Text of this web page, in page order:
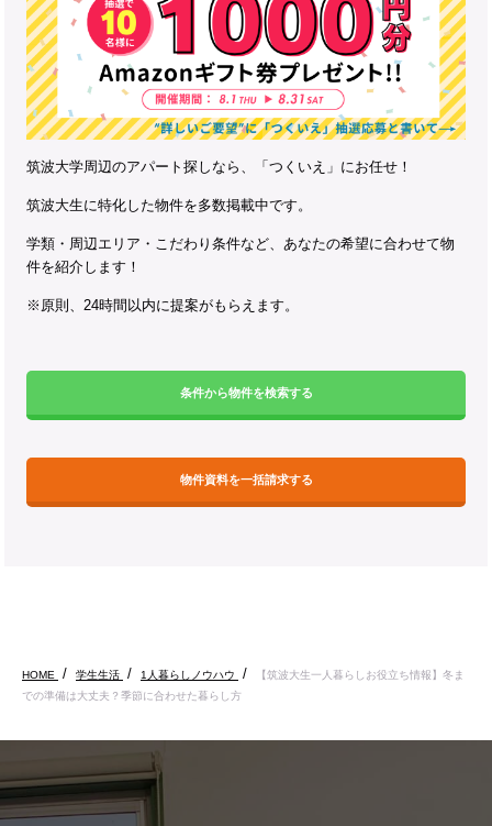
筑波大学周辺のアパート探しなら、「つくいえ」にお任せ！
筑波大生に特化した物件を多数掲載中です。
学類・周辺エリア・こだわり条件など、あなたの希望に合わせて物
件を紹介します！
※原則、24時間以内に提案がもらえます。
条件から物件を検索する
物件資料を一括請求する
HOME 学生生活 1人暮らしノウハウ
【筑波大生一人暮らしお役立ち情報】冬ま
での準備は大丈夫？季節に合わせた暮らし方